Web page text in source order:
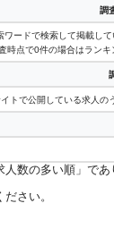
調
ードで検索して掲載し
点で0件の場合はランキ
トで公開している求人
数の多い順」で
さい。